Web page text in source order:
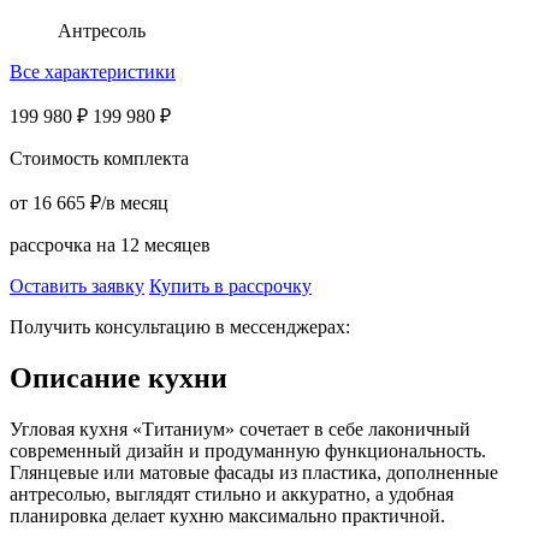
Антресоль
Все характеристики
199 980 ₽ 199 980 ₽
Стоимость комплекта
от 16 665 ₽/в месяц
рассрочка на 12 месяцев
Оставить заявку Купить в рассрочку
Получить консультацию в мессенджерах:
Описание кухни
Угловая кухня «Титаниум» сочетает в себе лаконичный
современный дизайн и продуманную функциональность.
Глянцевые или матовые фасады из пластика, дополненные
антресолью, выглядят стильно и аккуратно, а удобная
планировка делает кухню максимально практичной.